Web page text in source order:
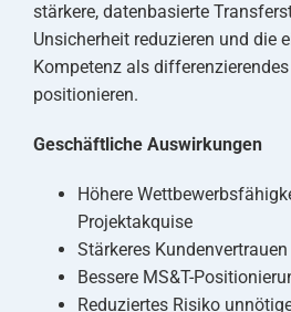
stärkere, datenbasierte
Unsicherheit reduzieren und die
Kompetenz als
positionieren.
Geschäftliche Auswirkungen
Höhere
Projektakquise
Stärkeres Kundenvertrauen
Bessere MS&T-
Reduziertes Risiko